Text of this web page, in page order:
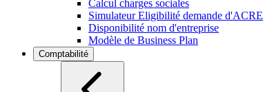
Calcul charges sociales
Simulateur Eligibilité demande d'ACRE
Disponibilité nom d'entreprise
Modèle de Business Plan
Comptabilité